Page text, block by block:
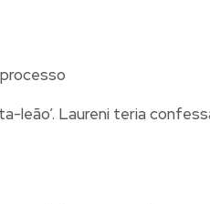
Laureni teria